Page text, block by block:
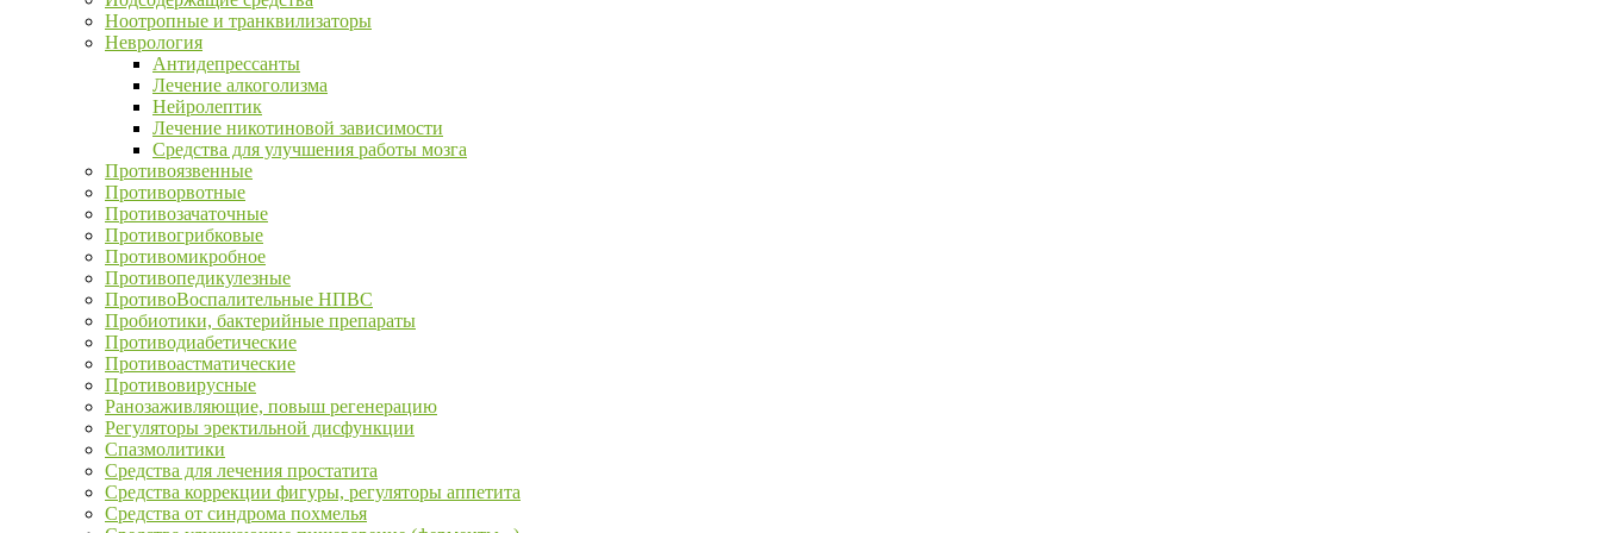
Ноотропные и транквилизаторы
Неврология
Антидепрессанты
Лечение алкоголизма
Нейролептик
Лечение никотиновой зависимости
Средства для улучшения работы мозга
Противоязвенные
Противорвотные
Противозачаточные
Противогрибковые
Противомикробное
Противопедикулезные
ПротивоВоспалительные НПВС
Пробиотики, бактерийные препараты
Противодиабетические
Противоастматические
Противовирусные
Ранозаживляющие, повыш регенерацию
Регуляторы эректильной дисфункции
Спазмолитики
Средства для лечения простатита
Средства коррекции фигуры, регуляторы аппетита
Средства от синдрома похмелья